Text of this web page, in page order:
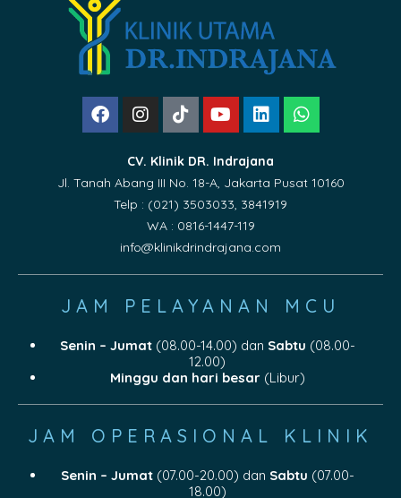
CV. Klinik DR. Indrajana
Jl. Tanah Abang III No. 18-A, Jakarta Pusat 10160
Telp : (021) 3503033, 3841919
WA : 0816-1447-119
info@klinikdrindrajana.com
JAM PELAYANAN MCU
Senin – Jumat(08.00-14.00) dan Sabtu (08.00-
12.00)
Minggu dan hari besar(Libur)
JAM OPERASIONAL KLINIK
Senin – Jumat(07.00-20.00) dan Sabtu (07.00-
18.00)